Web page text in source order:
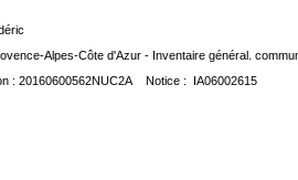
Alpes-Côte d'Azur - Inventaire général.
: 20160600562NUC2A Notice : IA06002615